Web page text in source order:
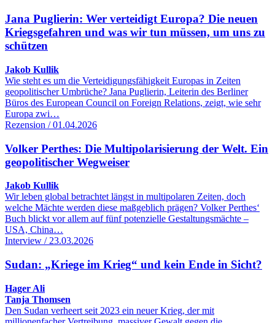
Jana Puglierin: Wer verteidigt Europa? Die neuen
Kriegsgefahren und was wir tun müssen, um uns zu
schützen
Jakob Kullik
Wie steht es um die Verteidigungsfähigkeit Europas in Zeiten
geopolitischer Umbrüche? Jana Puglierin, Leiterin des Berliner
Büros des European Council on Foreign Relations, zeigt, wie sehr
Europa zwi…
Rezension / 01.04.2026
Volker Perthes: Die Multipolarisierung der Welt. Ein
geopolitischer Wegweiser
Jakob Kullik
Wir leben global betrachtet längst in multipolaren Zeiten, doch
welche Mächte werden diese maßgeblich prägen? Volker Perthes‘
Buch blickt vor allem auf fünf potenzielle Gestaltungsmächte –
USA, China…
Interview / 23.03.2026
Sudan: „Kriege im Krieg“ und kein Ende in Sicht?
Hager Ali
Tanja Thomsen
Den Sudan verheert seit 2023 ein neuer Krieg, der mit